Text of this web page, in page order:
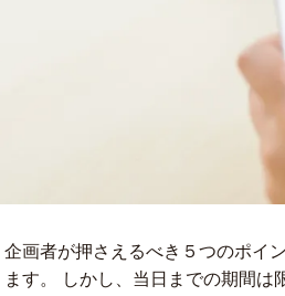
企画者が押さえるべき５つのポイ
ます。 しかし、当日までの期間